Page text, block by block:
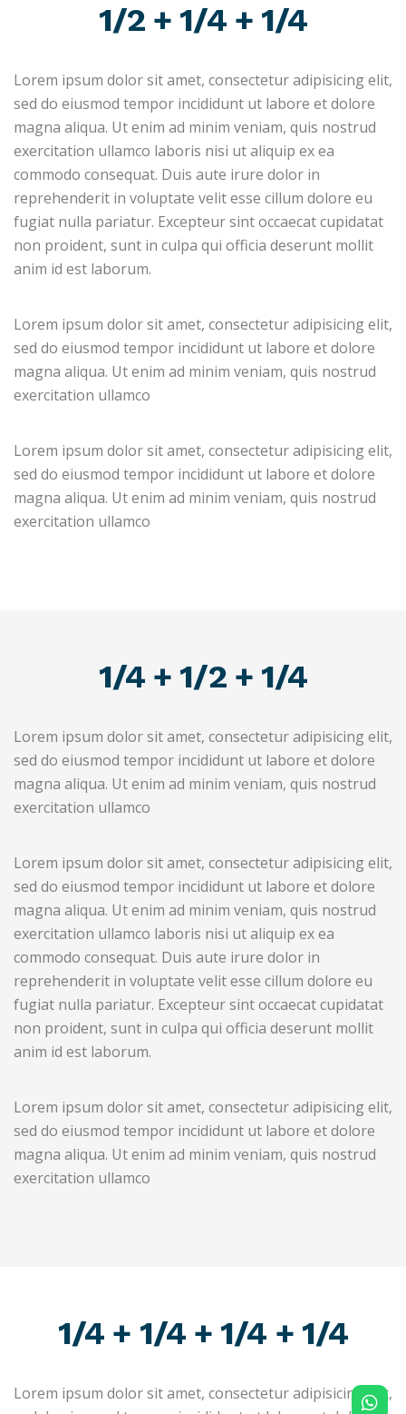
1/2 + 1/4 + 1/4
Lorem ipsum dolor sit amet, consectetur adipisicing elit,
sed do eiusmod tempor incididunt ut labore et dolore
magna aliqua. Ut enim ad minim veniam, quis nostrud
exercitation ullamco laboris nisi ut aliquip ex ea
commodo consequat. Duis aute irure dolor in
reprehenderit in voluptate velit esse cillum dolore eu
fugiat nulla pariatur. Excepteur sint occaecat cupidatat
non proident, sunt in culpa qui officia deserunt mollit
anim id est laborum.
Lorem ipsum dolor sit amet, consectetur adipisicing elit,
sed do eiusmod tempor incididunt ut labore et dolore
magna aliqua. Ut enim ad minim veniam, quis nostrud
exercitation ullamco
Lorem ipsum dolor sit amet, consectetur adipisicing elit,
sed do eiusmod tempor incididunt ut labore et dolore
magna aliqua. Ut enim ad minim veniam, quis nostrud
exercitation ullamco
1/4 + 1/2 + 1/4
Lorem ipsum dolor sit amet, consectetur adipisicing elit,
sed do eiusmod tempor incididunt ut labore et dolore
magna aliqua. Ut enim ad minim veniam, quis nostrud
exercitation ullamco
Lorem ipsum dolor sit amet, consectetur adipisicing elit,
sed do eiusmod tempor incididunt ut labore et dolore
magna aliqua. Ut enim ad minim veniam, quis nostrud
exercitation ullamco laboris nisi ut aliquip ex ea
commodo consequat. Duis aute irure dolor in
reprehenderit in voluptate velit esse cillum dolore eu
fugiat nulla pariatur. Excepteur sint occaecat cupidatat
non proident, sunt in culpa qui officia deserunt mollit
anim id est laborum.
Lorem ipsum dolor sit amet, consectetur adipisicing elit,
sed do eiusmod tempor incididunt ut labore et dolore
magna aliqua. Ut enim ad minim veniam, quis nostrud
exercitation ullamco
1/4 + 1/4 + 1/4 + 1/4
Lorem ipsum dolor sit amet, consectetur adipisicing elit,